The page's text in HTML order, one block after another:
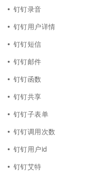
钉钉录音
钉钉用户详情
钉钉短信
钉钉邮件
钉钉函数
钉钉共享
钉钉子表单
钉钉调用次数
钉钉用户id
钉钉艾特